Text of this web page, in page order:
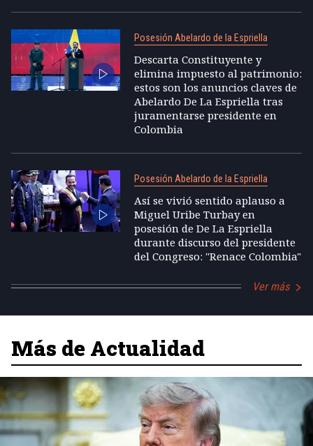
Posesión Abelardo de la Espriella
Descarta Constituyente y
elimina impuesto al patrimonio:
estos son los anuncios claves de
Abelardo De La Espriella tras
juramentarse presidente en
Colombia
Posesión Abelardo de la Espriella
Así se vivió sentido aplauso a
Miguel Uribe Turbay en
posesión de De La Espriella
durante discurso del presidente
del Congreso: "Renace Colombia"
Ver más
Más de Actualidad